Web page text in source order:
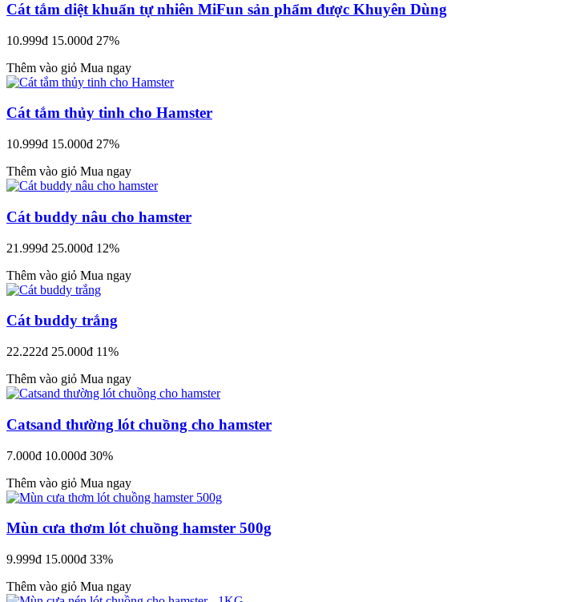
Cát tắm diệt khuẩn tự nhiên MiFun sản phẩm được Khuyên Dùng
10.999đ 15.000đ 27%
Thêm vào giỏ Mua ngay
Cát tắm thủy tinh cho Hamster
10.999đ 15.000đ 27%
Thêm vào giỏ Mua ngay
Cát buddy nâu cho hamster
21.999đ 25.000đ 12%
Thêm vào giỏ Mua ngay
Cát buddy trắng
22.222đ 25.000đ 11%
Thêm vào giỏ Mua ngay
Catsand thường lót chuồng cho hamster
7.000đ 10.000đ 30%
Thêm vào giỏ Mua ngay
Mùn cưa thơm lót chuồng hamster 500g
9.999đ 15.000đ 33%
Thêm vào giỏ Mua ngay